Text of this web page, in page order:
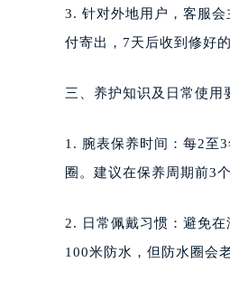
3. 针对外地用户，客服
付寄出，7天后收到修好
三、养护知识及日常使用
1. 腕表保养时间：每2至
圈。建议在保养周期前3
2. 日常佩戴习惯：避免
100米防水，但防水圈会